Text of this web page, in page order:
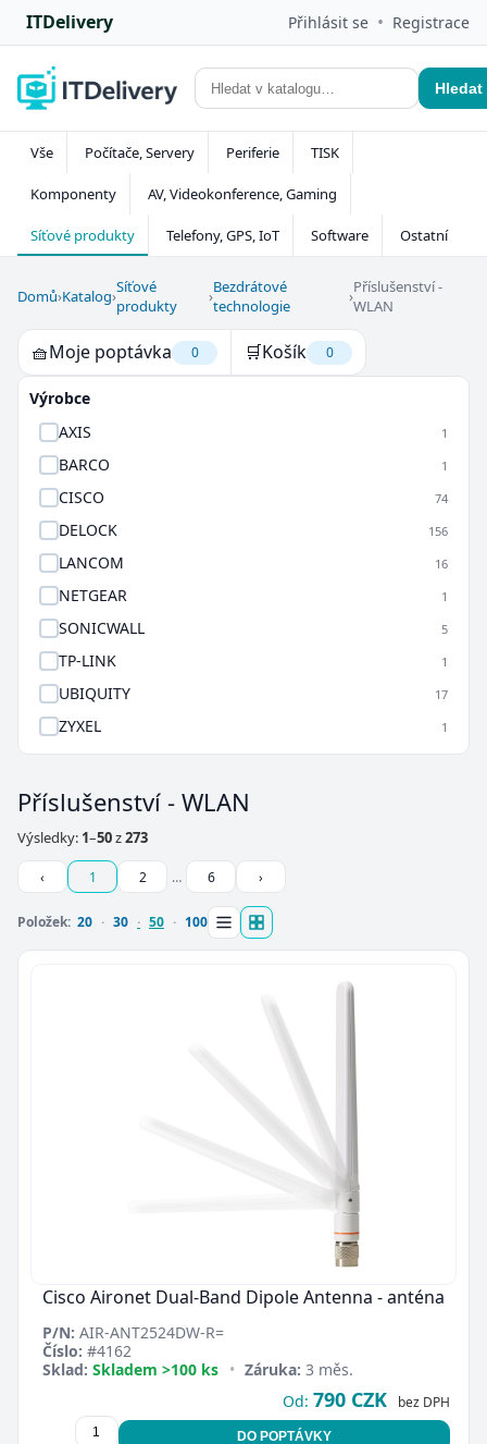
ITDelivery Přihlásit se • Registrace
Hledat
Vše Počítače, Servery Periferie TISK
Komponenty AV, Videokonference, Gaming
Síťové produkty Telefony, GPS, IoT Software Ostatní
Domů›Katalog›Síťové
produkty
›Bezdrátové
technologie
›Příslušenství -
WLAN
🧺Moje poptávka 0 🛒Košík 0
Výrobce
AXIS
1
BARCO 1
CISCO 74
DELOCK 156
LANCOM 16
NETGEAR 1
SONICWALL 5
TP-LINK 1
UBIQUITY 17
ZYXEL 1
Příslušenství - WLAN
Výsledky: 1–50z273
‹ 1 2 … 6 ›
Položek: 20 30 50 100
Cisco Aironet Dual-Band Dipole Antenna - anténa
P/N: AIR-ANT2524DW-R=
Číslo: #4162
Sklad: Skladem >100 ks • Záruka: 3 měs.
Od: 790 CZK bez DPH
DO POPTÁVKY